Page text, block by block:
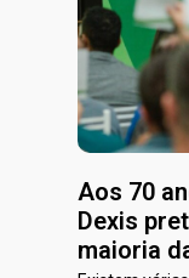
Aos 70
Dexis
maioria